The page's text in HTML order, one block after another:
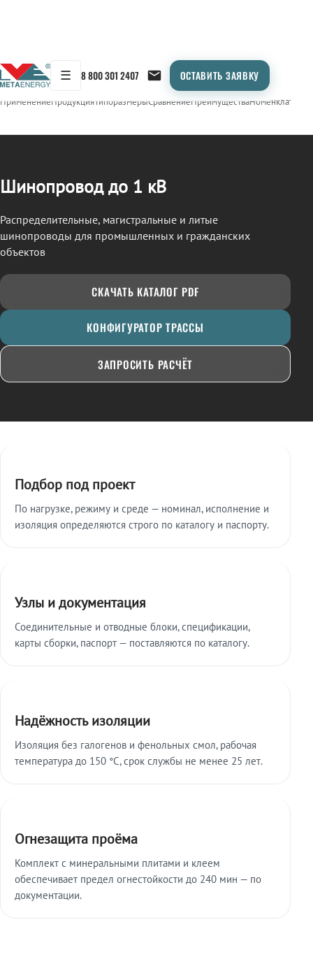
☰ 8 800 301 2407 ОСТАВИТЬ ЗАЯВКУ
← Продукция/ШИНОПРОВОД
ПрименениеПродукцияТипоразмерыСравнениеПреимуществаНоменклатура
Шинопровод до 1 кВ
Распределительные, магистральные и литые
шинопроводы для промышленных и гражданских
объектов
СКАЧАТЬ КАТАЛОГ PDF
КОНФИГУРАТОР ТРАССЫ
ЗАПРОСИТЬ РАСЧЁТ
Подбор под проект
По нагрузке, режиму и среде — номинал, исполнение и
изоляция определяются строго по каталогу и паспорту.
Узлы и документация
Соединительные и отводные блоки, спецификации,
карты сборки, паспорт — поставляются по каталогу.
Надёжность изоляции
Изоляция без галогенов и фенольных смол, рабочая
температура до 150 °C, срок службы не менее 25 лет.
Огнезащита проёма
Комплект с минеральными плитами и клеем
обеспечивает предел огнестойкости до 240 мин — по
документации.